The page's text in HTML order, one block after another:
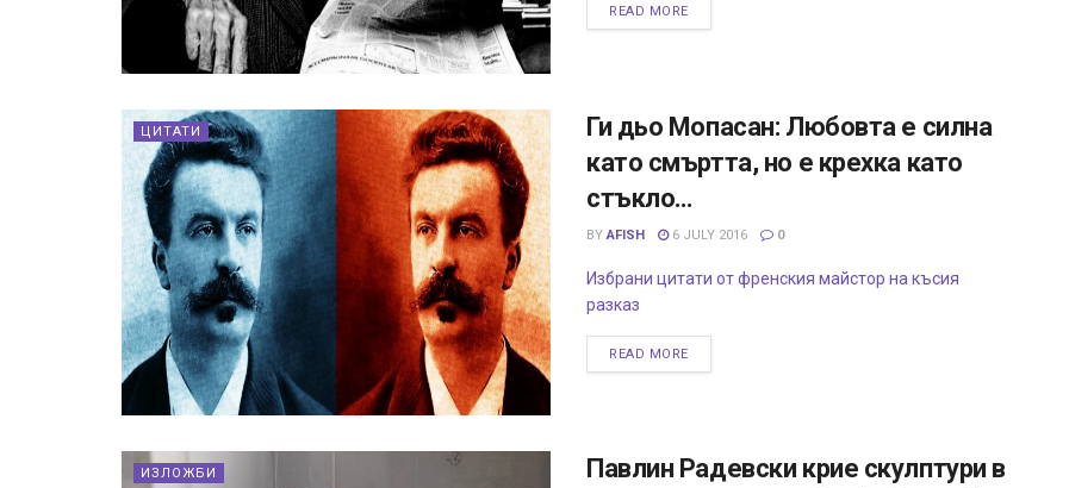
READ MORE
ЦИТАТИ
Ги дьо Мопасан: Любовта е силна
като смъртта, но е крехка като
стъкло…
BY AFISH 6 JULY 2016 0
Избрани цитати от френския майстор на късия
разказ
READ MORE
ИЗЛОЖБИ
Павлин Радевски крие скулптури в